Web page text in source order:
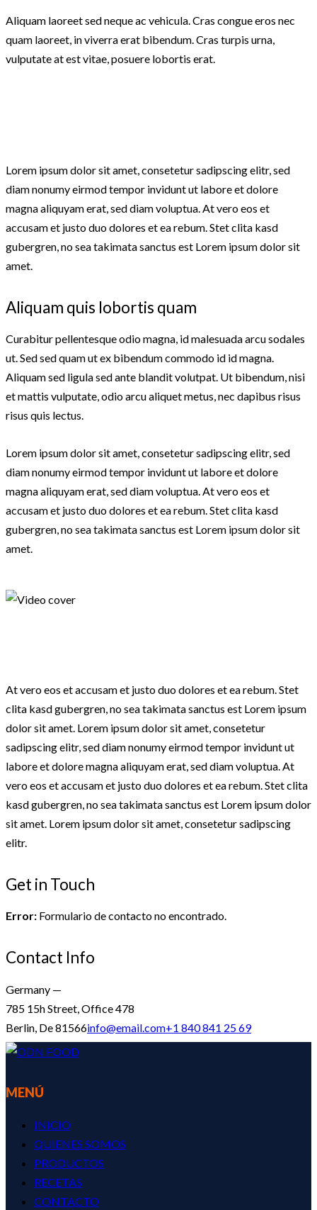
Aliquam laoreet sed neque ac vehicula. Cras congue eros nec
quam laoreet, in viverra erat bibendum. Cras turpis urna,
vulputate at est vitae, posuere lobortis erat.
Lorem ipsum dolor sit amet, consetetur sadipscing elitr, sed
diam nonumy eirmod tempor invidunt ut labore et dolore
magna aliquyam erat, sed diam voluptua. At vero eos et
accusam et justo duo dolores et ea rebum. Stet clita kasd
gubergren, no sea takimata sanctus est Lorem ipsum dolor sit
amet.
Aliquam quis lobortis quam
Curabitur pellentesque odio magna, id malesuada arcu sodales
ut. Sed sed quam ut ex bibendum commodo id id magna.
Aliquam sed ligula sed ante blandit volutpat. Ut bibendum, nisi
et mattis vulputate, odio arcu aliquet metus, nec dapibus risus
risus quis lectus.
Lorem ipsum dolor sit amet, consetetur sadipscing elitr, sed
diam nonumy eirmod tempor invidunt ut labore et dolore
magna aliquyam erat, sed diam voluptua. At vero eos et
accusam et justo duo dolores et ea rebum. Stet clita kasd
gubergren, no sea takimata sanctus est Lorem ipsum dolor sit
amet.
At vero eos et accusam et justo duo dolores et ea rebum. Stet
clita kasd gubergren, no sea takimata sanctus est Lorem ipsum
dolor sit amet. Lorem ipsum dolor sit amet, consetetur
sadipscing elitr, sed diam nonumy eirmod tempor invidunt ut
labore et dolore magna aliquyam erat, sed diam voluptua. At
vero eos et accusam et justo duo dolores et ea rebum. Stet clita
kasd gubergren, no sea takimata sanctus est Lorem ipsum dolor
sit amet. Lorem ipsum dolor sit amet, consetetur sadipscing
elitr.
Get in Touch
Error: Formulario de contacto no encontrado.
Contact Info
Germany —
785 15h Street, Office 478
Berlin, De 81566info@email.com+1 840 841 25 69
MENÚ
INICIO
QUIENES SOMOS
PRODUCTOS
RECETAS
CONTACTO